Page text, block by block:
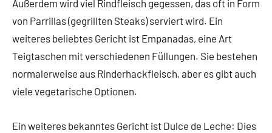
Außerdem wird viel Rindfleisch gegessen, das oft in Form
von Parrillas (gegrillten Steaks) serviert wird. Ein
weiteres beliebtes Gericht ist Empanadas, eine Art
Teigtaschen mit verschiedenen Füllungen. Sie bestehen
normalerweise aus Rinderhackfleisch, aber es gibt auch
viele vegetarische Optionen.
Ein weiteres bekanntes Gericht ist Dulce de Leche: Dies